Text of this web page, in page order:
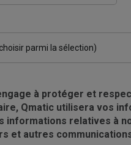
à protéger et
Qmatic utilisera vos
informations relatives à
et autres